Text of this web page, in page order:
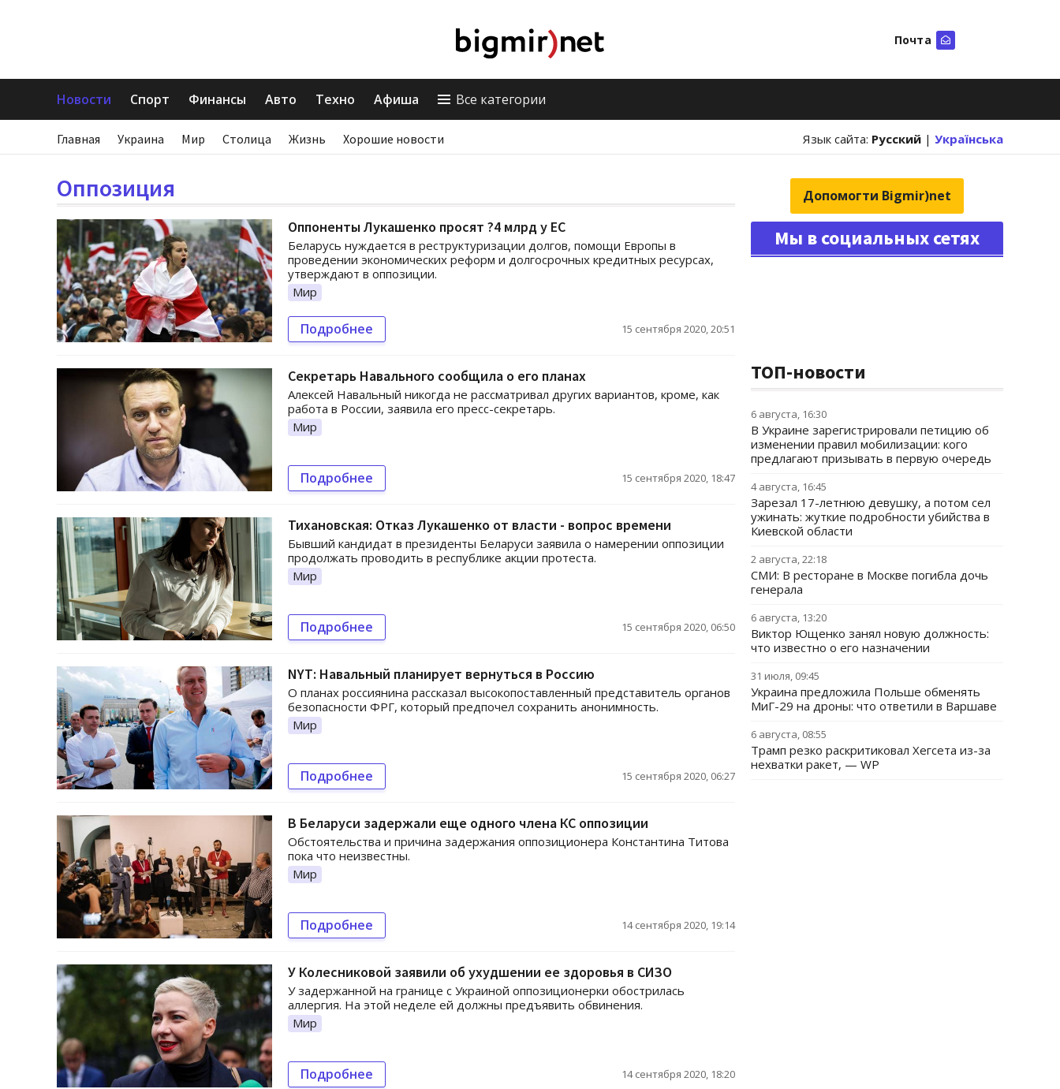
Почта
Новости Спорт Финансы Авто Техно Афиша Все категории
Главная Украина Мир Столица Жизнь Хорошие новости Язык сайта: Русский | Українська
Оппозиция
Оппоненты Лукашенко просят ?4 млрд у ЕС
Беларусь нуждается в реструктуризации долгов, помощи Европы в
проведении экономических реформ и долгосрочных кредитных ресурсах,
утверждают в оппозиции.
Мир
Подробнее 15 сентября 2020, 20:51
Секретарь Навального сообщила о его планах
Алексей Навальный никогда не рассматривал других вариантов, кроме, как
работа в России, заявила его пресс-секретарь.
Мир
Подробнее 15 сентября 2020, 18:47
Тихановская: Отказ Лукашенко от власти - вопрос времени
Бывший кандидат в президенты Беларуси заявила о намерении оппозиции
продолжать проводить в республике акции протеста.
Мир
Подробнее 15 сентября 2020, 06:50
NYT: Навальный планирует вернуться в Россию
О планах россиянина рассказал высокопоставленный представитель органов
безопасности ФРГ, который предпочел сохранить анонимность.
Мир
Подробнее 15 сентября 2020, 06:27
В Беларуси задержали еще одного члена КС оппозиции
Обстоятельства и причина задержания оппозиционера Константина Титова
пока что неизвестны.
Мир
Подробнее 14 сентября 2020, 19:14
У Колесниковой заявили об ухудшении ее здоровья в СИЗО
У задержанной на границе с Украиной оппозиционерки обострилась
аллергия. На этой неделе ей должны предъявить обвинения.
Мир
Подробнее 14 сентября 2020, 18:20
Допомогти Bigmir)net
Мы в социальных сетях
ТОП-новости
6 августа, 16:30
В Украине зарегистрировали петицию об
изменении правил мобилизации: кого
предлагают призывать в первую очередь
4 августа, 16:45
Зарезал 17-летнюю девушку, а потом сел
ужинать: жуткие подробности убийства в
Киевской области
2 августа, 22:18
СМИ: В ресторане в Москве погибла дочь
генерала
6 августа, 13:20
Виктор Ющенко занял новую должность:
что известно о его назначении
31 июля, 09:45
Украина предложила Польше обменять
МиГ-29 на дроны: что ответили в Варшаве
6 августа, 08:55
Трамп резко раскритиковал Хегсета из-за
нехватки ракет, — WP